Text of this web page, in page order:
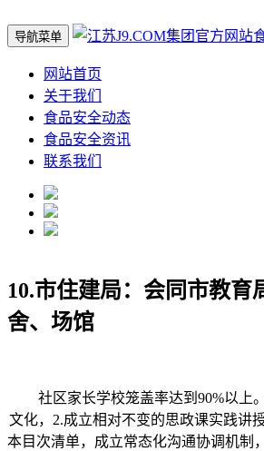
导航菜单
网站首页
关于我们
食品安全动态
食品安全资讯
联系我们
10.市住建局：会同市教育
舍、场馆
社区家长学校笼盖率达到90%以上
文化，2.成立相对不变的思政课实践讲
本目次清单，成立常态化沟通协调机制